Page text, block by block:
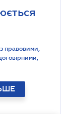
правовими,